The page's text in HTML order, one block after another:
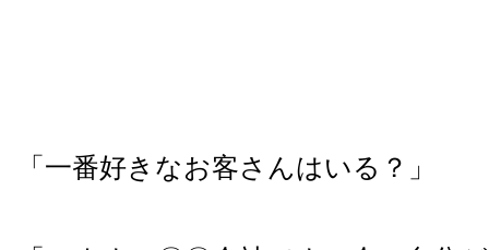
「一番好きなお客さんはいる？」